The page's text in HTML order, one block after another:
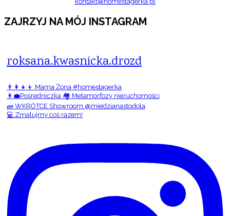
ZAJRZYJ NA MÓJ INSTAGRAM
roksana.kwasnicka.drozd
👨‍👩‍👧‍👦 Mama Żona #homestagerka
👩‍💼Pośredniczka 🏘️ Metamorfozy nieruchomości
🧱 WKRÓTCE Showroom @miedzianastodola
💻 Zmalujmy coś razem!